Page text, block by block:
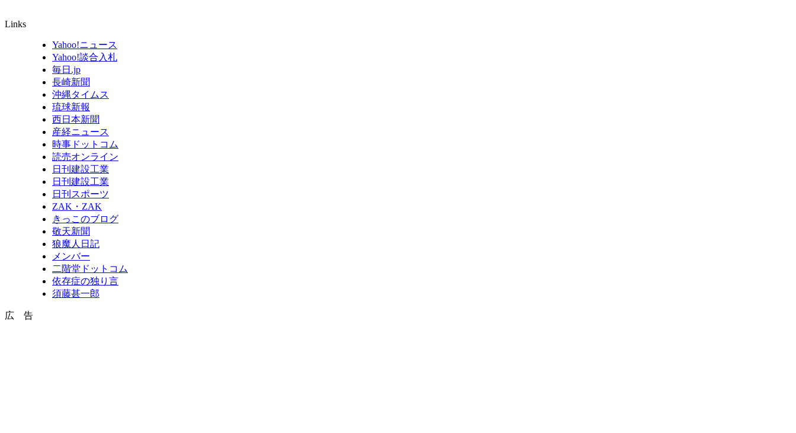
Links
Yahoo!ニュース
Yahoo!談合入札
毎日.jp
長崎新聞
沖縄タイムス
琉球新報
西日本新聞
産経ニュース
時事ドットコム
読売オンライン
日刊建設工業
日刊建設工業
日刊スポーツ
ZAK・ZAK
きっこのブログ
敬天新聞
狼魔人日記
メンバー
二階堂ドットコム
依存症の独り言
須藤甚一郎
広 告